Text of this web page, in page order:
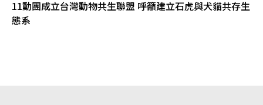
11動團成立台灣動物共生聯盟 呼籲建立石虎與犬貓共存生
態系